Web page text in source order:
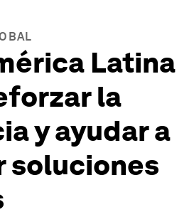
Latina
la
y ayudar a
soluciones